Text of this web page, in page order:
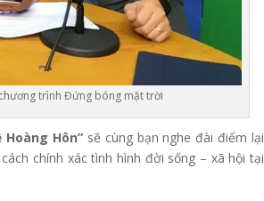
trình Đứng bóng mặt trời
Hôn” sẽ cùng bạn nghe đài điểm lại
chính xác tình hình đời sống – xã hội tại